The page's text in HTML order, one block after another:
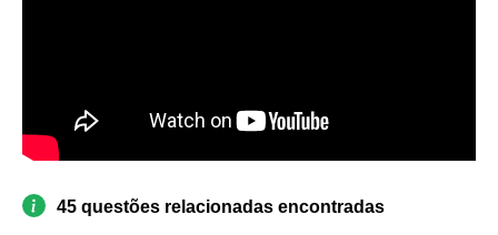
45 questões relacionadas encontradas